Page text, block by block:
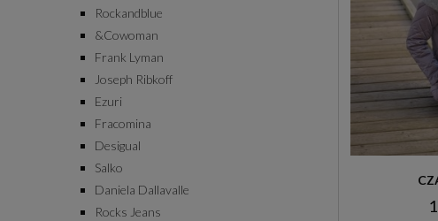
Rockandblue
&Cowoman
Frank Lyman
Joseph Ribkoff
Ezuri
Fracomina
Desigual
Salko
Daniela Dallavalle
Rocks Jeans